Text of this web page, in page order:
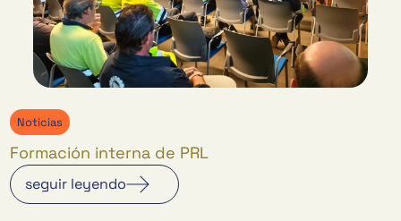
Noticias
Formación interna de PRL
seguir leyendo